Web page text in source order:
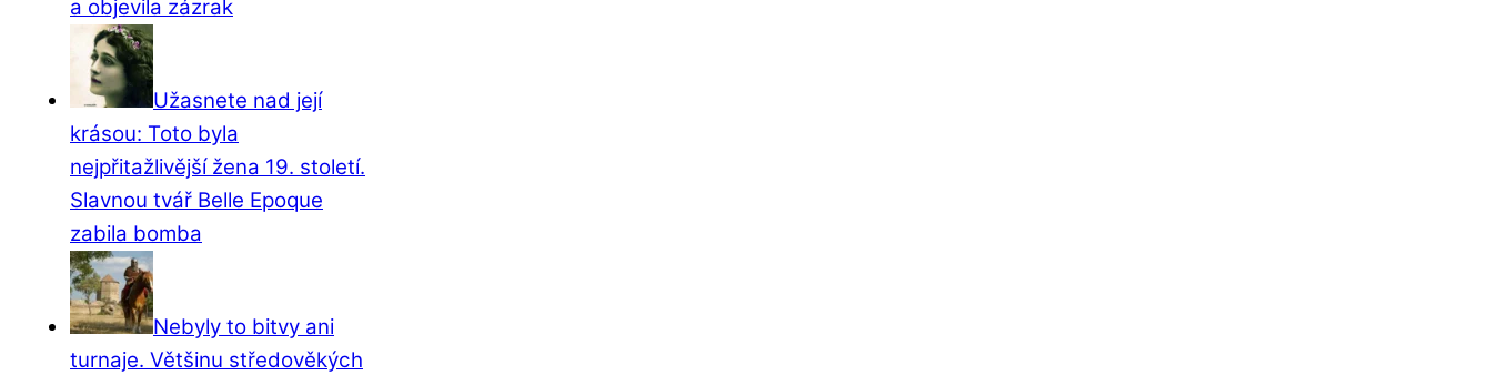
a objevila zázrak
Užasnete nad její
krásou: Toto byla
nejpřitažlivější žena 19. století.
Slavnou tvář Belle Epoque
zabila bomba
Nebyly to bitvy ani
turnaje. Většinu středověkých